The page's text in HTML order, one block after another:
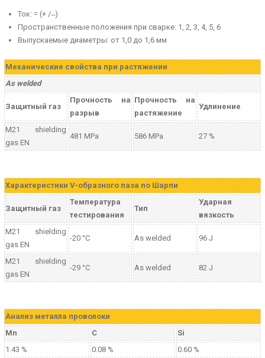
Ток: = (+ / ̶ )
Пространственные положения при сварке: 1, 2, 3, 4, 5, 6
Выпускаемые диаметры: от 1,0 до 1,6 мм
Механические свойства при растяжении
As welded
Защитный газ
Прочность на
разрыв
Прочность на
растяжение
Удлинение
M21 shielding
gas EN
481 MPa 586 MPa 27 %
Характеристики V-образного паза по Шарпи
Защитный газ
Температура
тестирования
Тип
Ударная
вязкость
M21 shielding
gas EN
-20 °C As welded 96 J
M21 shielding
gas EN
-29 °C As welded 82 J
Aнализ металла проволоки
Mn
C
Si
1.43 %
0.08 % 0.60 %